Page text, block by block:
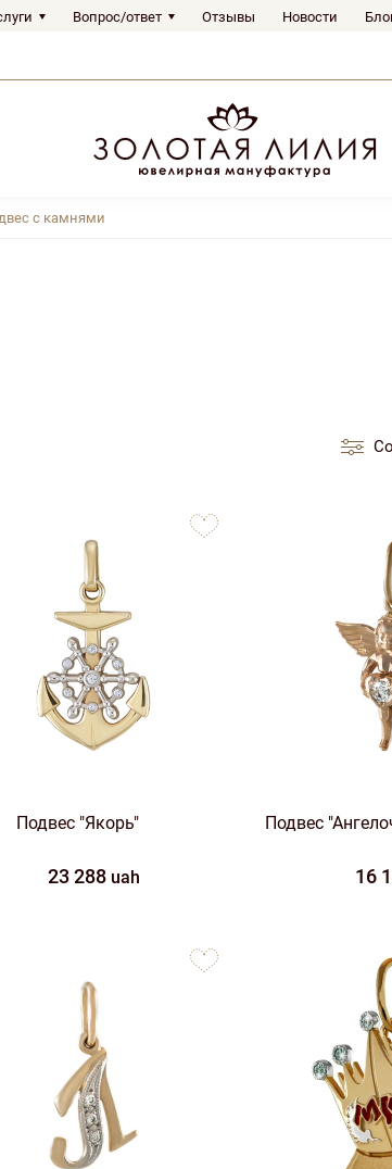
Вопрос/ответ Отзывы Новости
с камнями
Подвес "Якорь"
23 288 uah
favorites
Подвес
16
favorites